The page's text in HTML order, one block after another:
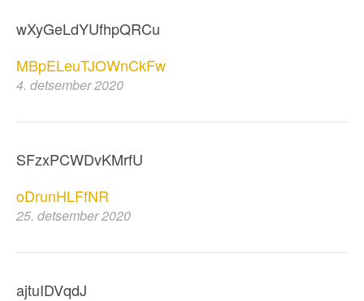
wXyGeLdYUfhpQRCu
MBpELeuTJOWnCkFw
4. detsember 2020
SFzxPCWDvKMrfU
oDrunHLFfNR
25. detsember 2020
ajtuIDVqdJ